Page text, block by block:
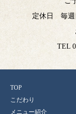
定休日 毎週
TEL
TOP
こだわり
メニュー紹介